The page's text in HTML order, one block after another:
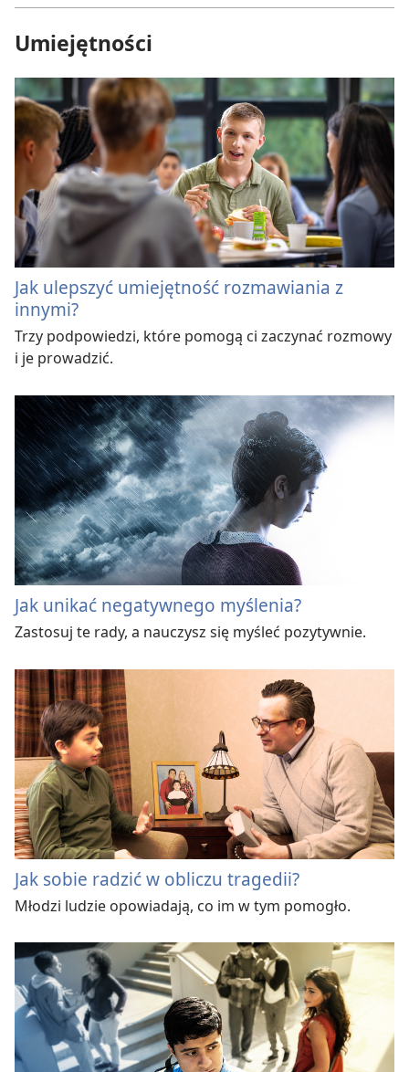
Umiejętności
Jak ulepszyć umiejętność rozmawiania z
innymi?
Trzy podpowiedzi, które pomogą ci zaczynać rozmowy
i je prowadzić.
Jak unikać negatywnego myślenia?
Zastosuj te rady, a nauczysz się myśleć pozytywnie.
Jak sobie radzić w obliczu tragedii?
Młodzi ludzie opowiadają, co im w tym pomogło.